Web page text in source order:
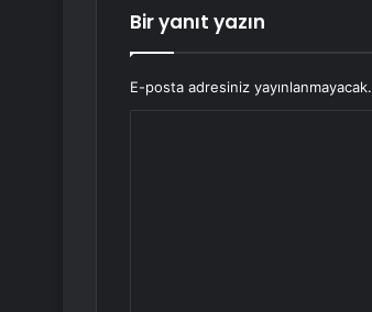
Bir yanıt yazın
E-posta adresiniz yayınlanmayacak.